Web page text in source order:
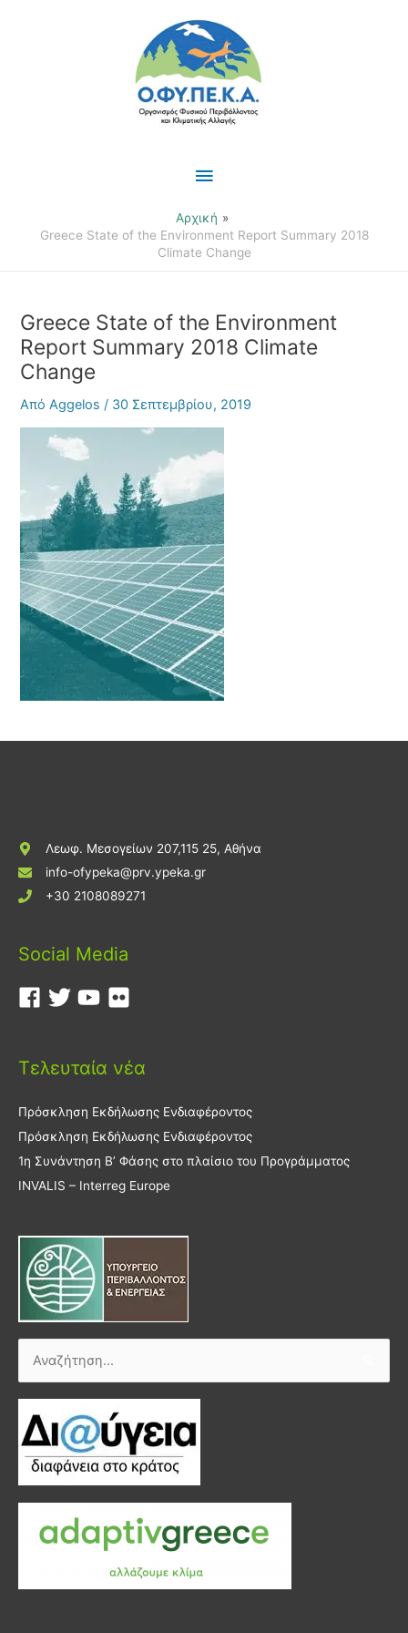
Κύριο
Μενού
Αρχική
Greece State of the Environment Report Summary 2018
Climate Change
Greece State of the Environment
Report Summary 2018 Climate
Change
ΑπόAggelos/ 30 Σεπτεμβρίου, 2019
Λεωφ. Μεσογείων 207,115 25, Αθήνα
info-ofypeka@prv.ypeka.gr
+30 2108089271
Social Media
Τελευταία νέα
Πρόσκληση Εκδήλωσης Ενδιαφέροντος
Πρόσκληση Εκδήλωσης Ενδιαφέροντος
1η Συνάντηση Β’ Φάσης στο πλαίσιο του Προγράμματος
INVALIS – Interreg Europe
Αναζήτηση